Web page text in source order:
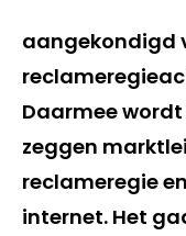
aangekondigd
Daarmee
zeggen
reclameregie
internet. Het